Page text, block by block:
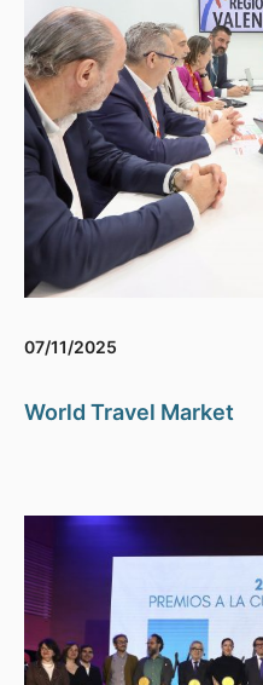
07/11/2025
World Travel Market